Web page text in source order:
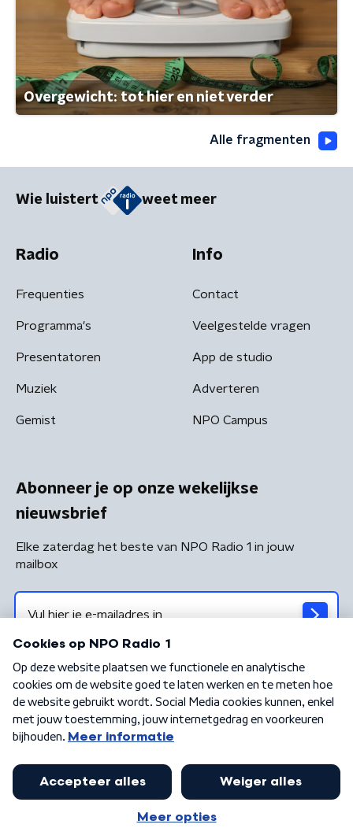
Overgewicht: tot hier en niet verder
Alle fragmenten
Wie luistert weet meer
Radio
Frequenties
Programma's
Presentatoren
Muziek
Gemist
Info
Contact
Veelgestelde vragen
App de studio
Adverteren
NPO Campus
Abonneer je op onze wekelijkse
nieuwsbrief
Elke zaterdag het beste van NPO Radio 1 in jouw
mailbox
Algemene voorwaarden